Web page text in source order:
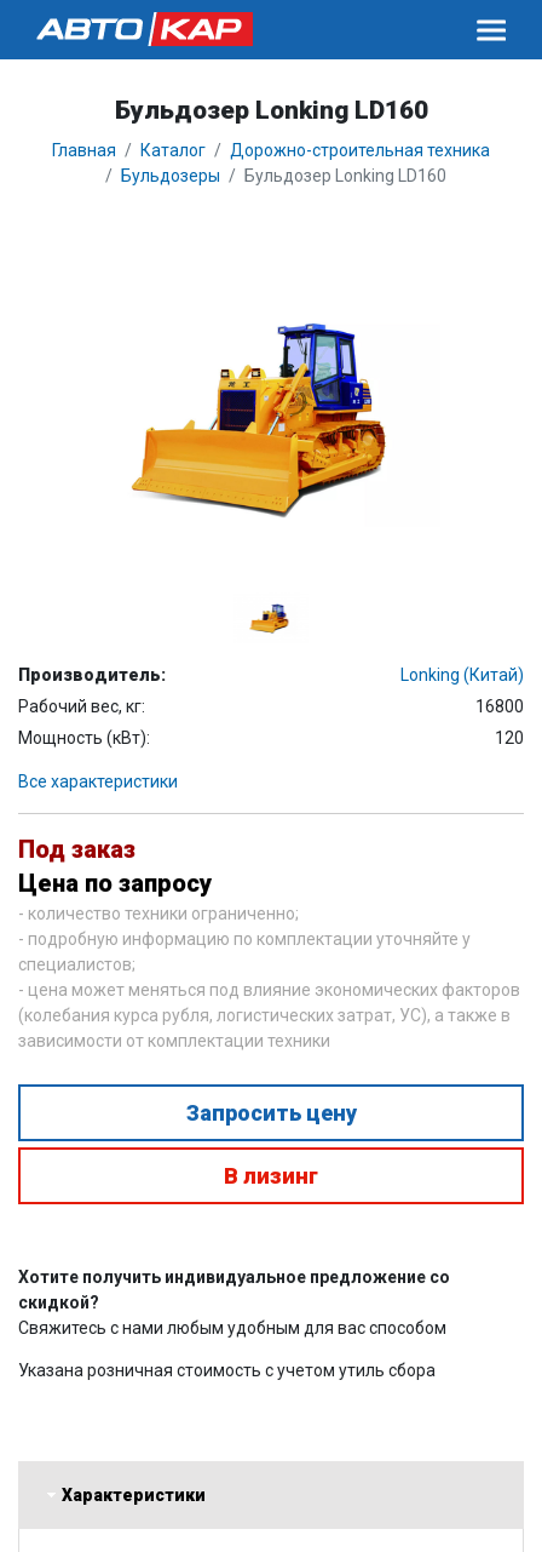
Бульдозер Lonking LD160
Главная Каталог
Дорожно-строительная техника
Бульдозеры
Бульдозер Lonking LD160
Производитель:
Lonking (Китай)
Рабочий вес, кг:
16800
Мощность (кВт):
120
Все характеристики
Под заказ
Цена по запросу
- количество техники ограниченно;
- подробную информацию по комплектации уточняйте у
специалистов;
- цена может меняться под влияние экономических факторов
(колебания курса рубля, логистических затрат, УС), а также в
зависимости от комплектации техники
Запросить цену
В лизинг
Хотите получить индивидуальное предложение со
скидкой?
Свяжитесь с нами любым удобным для вас способом
Указана розничная стоимость с учетом утиль сбора
Характеристики